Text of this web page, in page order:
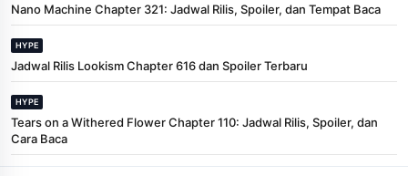
Nano Machine Chapter 321: Jadwal Rilis, Spoiler, dan Tempat Baca
HYPE
Jadwal Rilis Lookism Chapter 616 dan Spoiler Terbaru
HYPE
Tears on a Withered Flower Chapter 110: Jadwal Rilis, Spoiler, dan
Cara Baca